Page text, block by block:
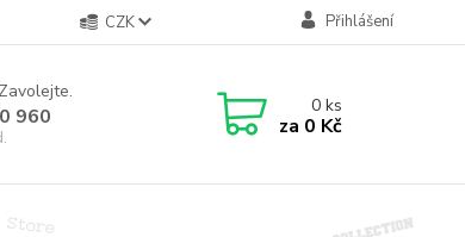
CZK Přihlášení
960 0ks
za 0 Kč